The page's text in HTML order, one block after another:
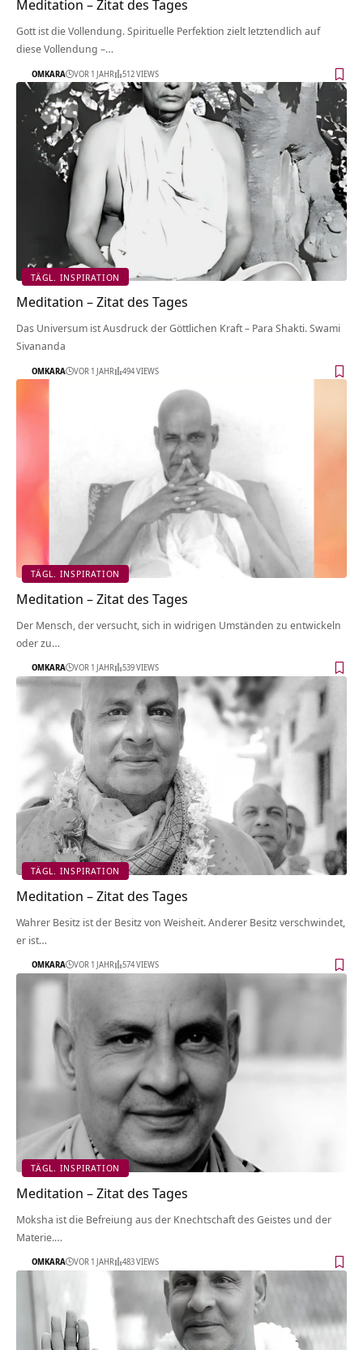
Meditation – Zitat des Tages
Gott ist die Vollendung. Spirituelle Perfektion zielt letztendlich auf
diese Vollendung –…
OMKARA VOR 1 JAHR 512 VIEWS
TÄGL. INSPIRATION
Meditation – Zitat des Tages
Das Universum ist Ausdruck der Göttlichen Kraft – Para Shakti. Swami
Sivananda
OMKARA VOR 1 JAHR 494 VIEWS
TÄGL. INSPIRATION
Meditation – Zitat des Tages
Der Mensch, der versucht, sich in widrigen Umständen zu entwickeln
oder zu…
OMKARA VOR 1 JAHR 539 VIEWS
TÄGL. INSPIRATION
Meditation – Zitat des Tages
Wahrer Besitz ist der Besitz von Weisheit. Anderer Besitz verschwindet,
er ist…
OMKARA VOR 1 JAHR 574 VIEWS
TÄGL. INSPIRATION
Meditation – Zitat des Tages
Moksha ist die Befreiung aus der Knechtschaft des Geistes und der
Materie.…
OMKARA VOR 1 JAHR 483 VIEWS